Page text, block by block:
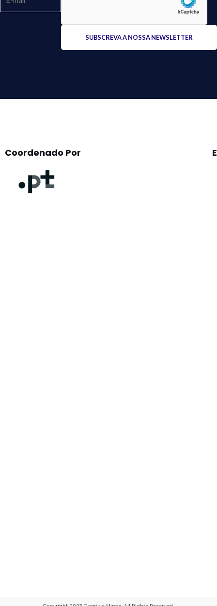
Coordenado Por